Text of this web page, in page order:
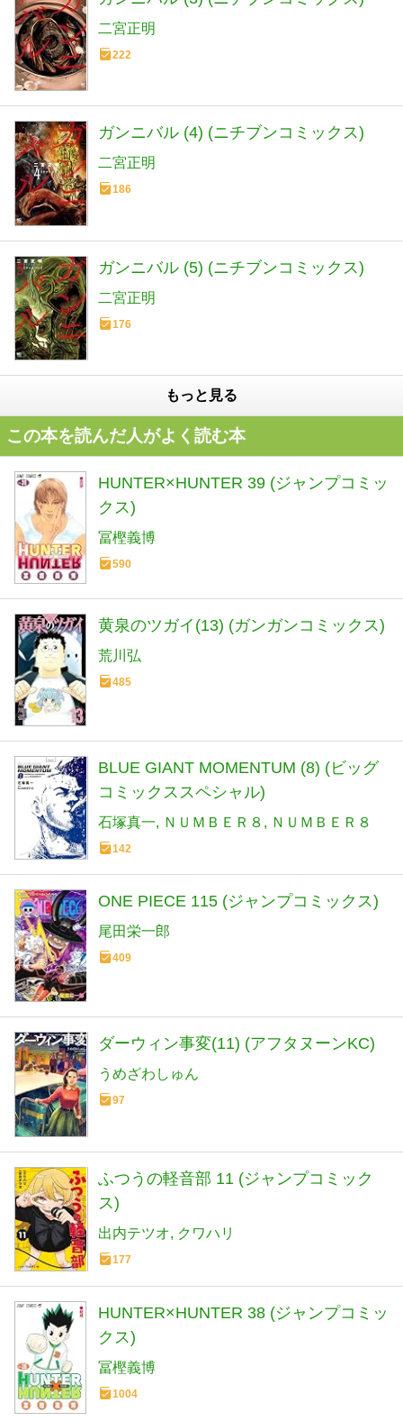
二宮正明
222
ガンニバル (4) (ニチブンコミックス)
二宮正明
186
ガンニバル (5) (ニチブンコミックス)
二宮正明
176
もっと見る
この本を読んだ人がよく読む本
HUNTER×HUNTER 39 (ジャンプコミッ
クス)
冨樫義博
590
黄泉のツガイ(13) (ガンガンコミックス)
荒川弘
485
BLUE GIANT MOMENTUM (8) (ビッグ
コミックススペシャル)
石塚真一 ＮＵＭＢＥＲ８ ＮＵＭＢＥＲ８
142
ONE PIECE 115 (ジャンプコミックス)
尾田栄一郎
409
ダーウィン事変(11) (アフタヌーンKC)
うめざわしゅん
97
ふつうの軽音部 11 (ジャンプコミック
ス)
出内テツオ クワハリ
177
HUNTER×HUNTER 38 (ジャンプコミッ
クス)
冨樫義博
1004